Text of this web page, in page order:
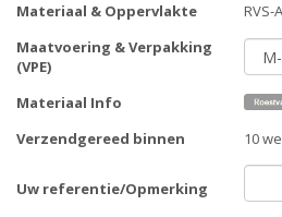
Materiaal & Oppervlakte
RVS-
Maatvoering & Verpakking
(VPE)
Materiaal Info
Verzendgereed binnen
10
Uw referentie/Opmerking